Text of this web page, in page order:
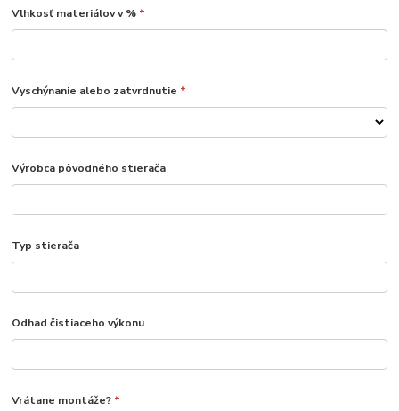
Vlhkosť materiálov v % *
Vyschýnanie alebo zatvrdnutie *
Výrobca pôvodného stierača
Typ stierača
Odhad čistiaceho výkonu
Vrátane montáže? *